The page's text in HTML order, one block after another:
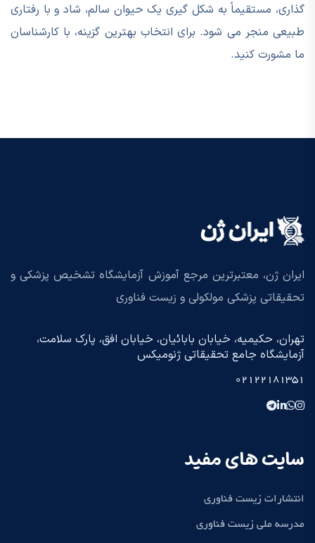
گذاری، مستقیماً به شکل گیری یک حیوان سالم، شاد و با رفتاری
طبیعی منجر می شود. برای انتخاب بهترین گزینه، با کارشناسان
ما مشورت کنید.
ایران ژن، معتبرترین مرجع آموزش آزمایشگاه تشخیص پزشکی و
تحقیقاتی پزشکی مولکولی و زیست فناوری
تهران، حکیمیه، خیابان بابائیان، خیابان افق، پارک سلامت،
آزمایشگاه جامع تحقیقاتی ژنومیکس
02122181351
سایت های مفید
انتشارات زیست فناوری
مدرسه ملی زیست فناوری